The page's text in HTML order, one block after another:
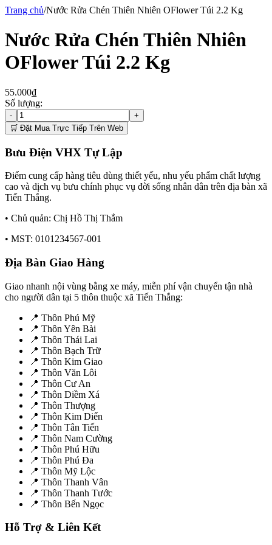
Trang chủ/Nước Rửa Chén Thiên Nhiên OFlower Túi 2.2 Kg
Nước Rửa Chén Thiên Nhiên
OFlower Túi 2.2 Kg
55.000₫
Số lượng:
-
+
🛒 Đặt Mua Trực Tiếp Trên Web
Bưu Điện VHX Tự Lập
Điểm cung cấp hàng tiêu dùng thiết yếu, nhu yếu phẩm chất lượng
cao và dịch vụ bưu chính phục vụ đời sống nhân dân trên địa bàn xã
Tiến Thắng.
• Chủ quản: Chị Hồ Thị Thắm
• MST: 0101234567-001
Địa Bàn Giao Hàng
Giao nhanh nội vùng bằng xe máy, miễn phí vận chuyển tận nhà
cho người dân tại 5 thôn thuộc xã Tiến Thắng:
📍 Thôn Phú Mỹ
📍 Thôn Yên Bài
📍 Thôn Thái Lai
📍 Thôn Bạch Trữ
📍 Thôn Kim Giao
📍 Thôn Văn Lôi
📍 Thôn Cư An
📍 Thôn Diềm Xá
📍 Thôn Thượng
📍 Thôn Kim Diến
📍 Thôn Tân Tiến
📍 Thôn Nam Cường
📍 Thôn Phú Hữu
📍 Thôn Phú Đa
📍 Thôn Mỹ Lộc
📍 Thôn Thanh Vân
📍 Thôn Thanh Tước
📍 Thôn Bến Ngọc
Hỗ Trợ & Liên Kết